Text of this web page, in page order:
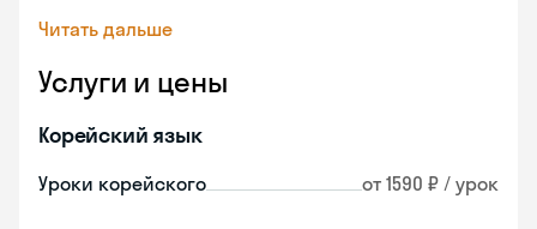
Читать дальше
Услуги и цены
Корейский язык
Уроки корейского от 1590 ₽ / урок